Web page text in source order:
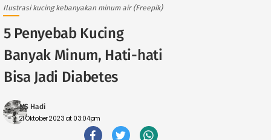
Ilustrasi kucing kebanyakan minum air (Freepik)
5 Penyebab Kucing
Banyak Minum, Hati-hati
Bisa Jadi Diabetes
MS Hadi
21 Oktober 2023 at 03:04pm